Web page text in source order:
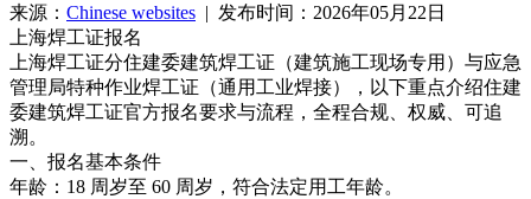
来源： Chinese websites | 发布时间：2026年05月22日
上海焊工证报名
上海焊工证分住建委建筑焊工证（建筑施工现场专用）与应急
管理局特种作业焊工证（通用工业焊接），以下重点介绍住建
委建筑焊工证官方报名要求与流程，全程合规、权威、可追
溯。
一、报名基本条件
年龄：18 周岁至 60 周岁，符合法定用工年龄。